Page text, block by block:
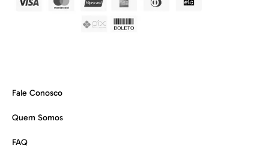
Fale Conosco
Quem Somos
FAQ